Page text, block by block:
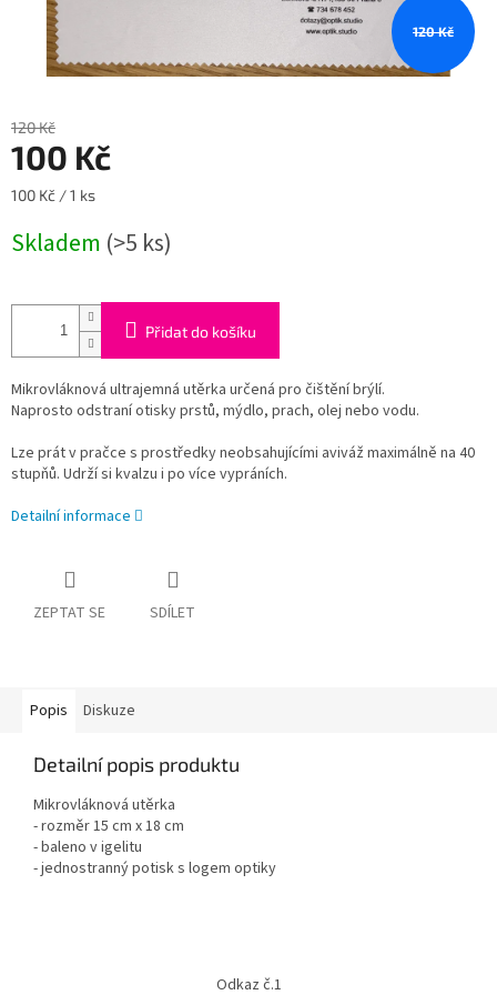
120 Kč
120 Kč
100 Kč
Měrná
100 Kč / 1 ks
Skladem (>5 ks)
Přidat do košíku
Mikrovláknová ultrajemná utěrka určená pro čištění brýlí.
Naprosto odstraní otisky prstů, mýdlo, prach, olej nebo vodu.
Lze prát v pračce s prostředky neobsahujícími aviváž maximálně na 40
stupňů. Udrží si kvalzu i po více vypráních.
Detailní informace
ZEPTAT SE SDÍLET
Popis Diskuze
Detailní popis produktu
Mikrovláknová utěrka
- rozměr 15 cm x 18 cm
- baleno v igelitu
- jednostranný potisk s logem optiky
Odkaz č.1